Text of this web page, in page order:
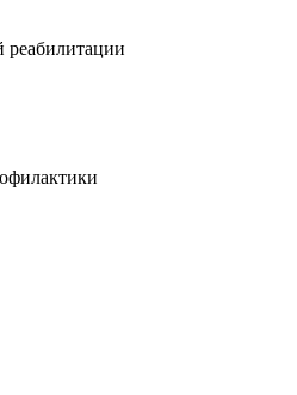
реабилитации